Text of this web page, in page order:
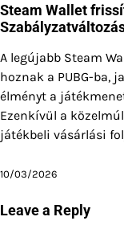
Steam Wallet
A legújabb Steam
hoznak a PUBG-ba,
élményt a
Ezenkívül a
játékbeli vásárlási
10/03/2026
Leave a Reply